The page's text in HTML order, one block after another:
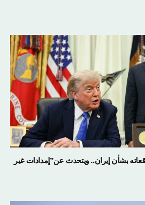
بشأن إيران.. ويتحدث عن”إمدادات غير